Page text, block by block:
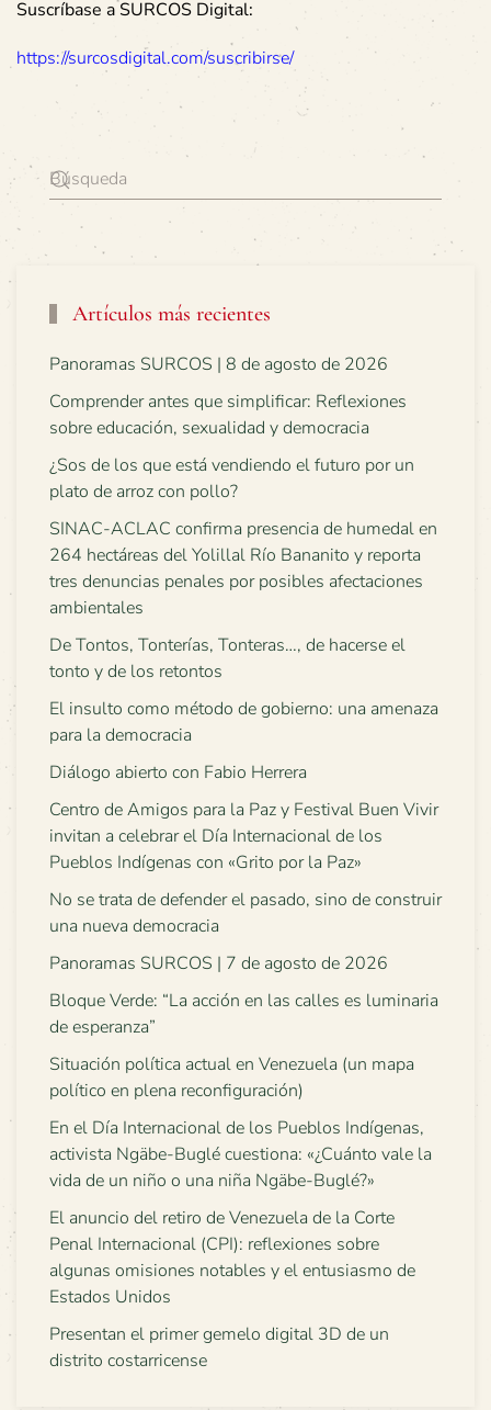
Suscríbase a SURCOS Digital:
https://surcosdigital.com/suscribirse/
Artículos más recientes
Panoramas SURCOS | 8 de agosto de 2026
Comprender antes que simplificar: Reflexiones
sobre educación, sexualidad y democracia
¿Sos de los que está vendiendo el futuro por un
plato de arroz con pollo?
SINAC-ACLAC confirma presencia de humedal en
264 hectáreas del Yolillal Río Bananito y reporta
tres denuncias penales por posibles afectaciones
ambientales
De Tontos, Tonterías, Tonteras…, de hacerse el
tonto y de los retontos
El insulto como método de gobierno: una amenaza
para la democracia
Diálogo abierto con Fabio Herrera
Centro de Amigos para la Paz y Festival Buen Vivir
invitan a celebrar el Día Internacional de los
Pueblos Indígenas con «Grito por la Paz»
No se trata de defender el pasado, sino de construir
una nueva democracia
Panoramas SURCOS | 7 de agosto de 2026
Bloque Verde: “La acción en las calles es luminaria
de esperanza”
Situación política actual en Venezuela (un mapa
político en plena reconfiguración)
En el Día Internacional de los Pueblos Indígenas,
activista Ngäbe-Buglé cuestiona: «¿Cuánto vale la
vida de un niño o una niña Ngäbe-Buglé?»
El anuncio del retiro de Venezuela de la Corte
Penal Internacional (CPI): reflexiones sobre
algunas omisiones notables y el entusiasmo de
Estados Unidos
Presentan el primer gemelo digital 3D de un
distrito costarricense